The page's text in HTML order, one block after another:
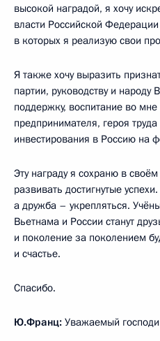
высокой наградой, я хочу
власти Российской
в которых я реализую свои
Я также хочу выразить
партии, руководству и
поддержку, воспитание во мне
предпринимателя, героя
инвестирования в Россию на
Эту награду я сохраню в
развивать достигнутые
а дружба – укрепляться.
Вьетнама и России станут
и поколение за поколением
и счастье.
Спасибо.
Ю.Франц: Уважаемый